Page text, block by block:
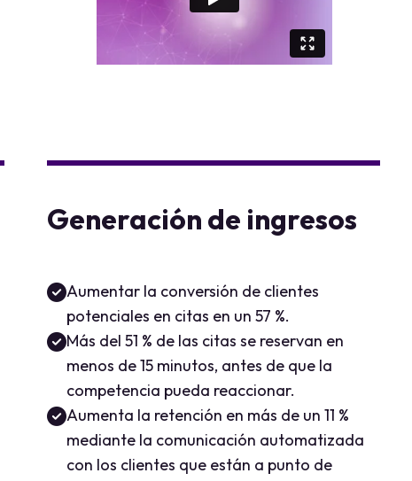
Generación de ingresos
Aumentar la conversión de clientes
potenciales en citas en un 57 %.
Más del 51 % de las citas se reservan en
menos de 15 minutos, antes de que la
competencia pueda reaccionar.
Aumenta la retención en más de un 11 %
mediante la comunicación automatizada
con los clientes que están a punto de